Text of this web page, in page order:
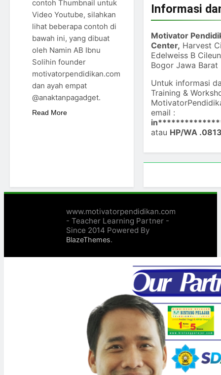
contoh Thumbnail untuk
Video Youtube, silahkan
lihat beberapa contoh di
bawah ini, yang dibuat
oleh Namin AB Ibnu
Solihin founder
motivatorpendidikan.com
dan ayah empat
@anaktanpagadget.
Read More
Informasi
Motivator
Center, Harvest
Edelweiss B
Bogor Jawa Barat
Untuk informasi
Training &
email :
in
atau HP/WA
www.motivatorpendidikan.com
- Teacher Learning Partner -
Since 2014 Powered By
BlazeThemes.